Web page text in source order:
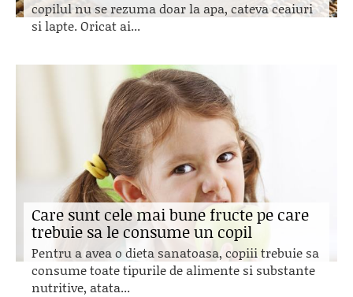
copilul nu se rezuma doar la apa, cateva ceaiuri
si lapte. Oricat ai...
Care sunt cele mai bune fructe pe care
trebuie sa le consume un copil
Pentru a avea o dieta sanatoasa, copiii trebuie sa
consume toate tipurile de alimente si substante
nutritive, atata...